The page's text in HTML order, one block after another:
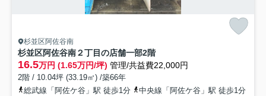
杉並区阿佐谷南
杉並区阿佐谷南２丁目の店舗一部2階
16.5万円 (1.65万円/坪) 管理/共益費22,000円
2階 / 10.04坪 (33.19㎡) /築66年
総武線「阿佐ケ谷」駅 徒歩1分
中央線「阿佐ケ谷」駅 徒歩1分